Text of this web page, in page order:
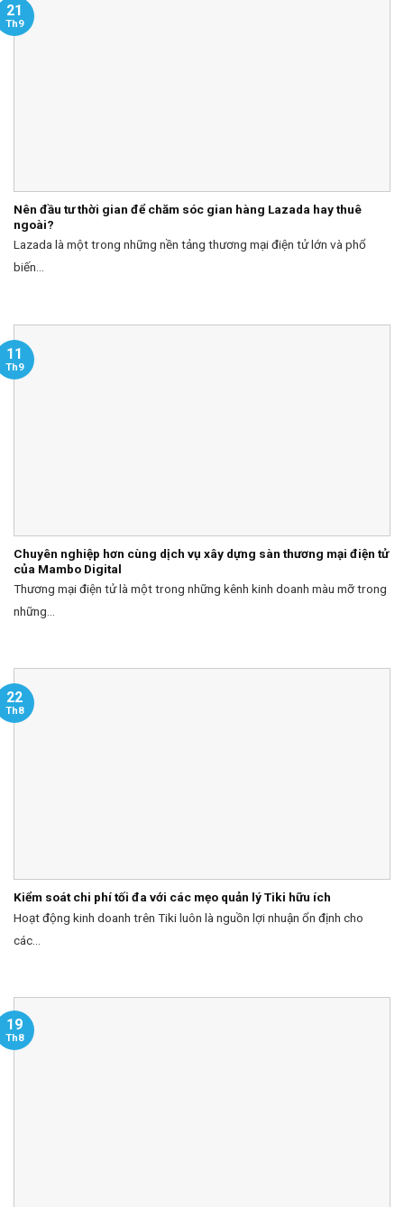
Nên đầu tư thời gian để chăm sóc gian hàng Lazada hay thuê
ngoài?
Lazada là một trong những nền tảng thương mại điện tử lớn và phổ
biến...
21
Th9
Chuyên nghiệp hơn cùng dịch vụ xây dựng sàn thương mại điện tử
của Mambo Digital
Thương mại điện tử là một trong những kênh kinh doanh màu mỡ trong
những...
11
Th9
Kiểm soát chi phí tối đa với các mẹo quản lý Tiki hữu ích
Hoạt động kinh doanh trên Tiki luôn là nguồn lợi nhuận ổn định cho
các...
22
Th8
19
Th8